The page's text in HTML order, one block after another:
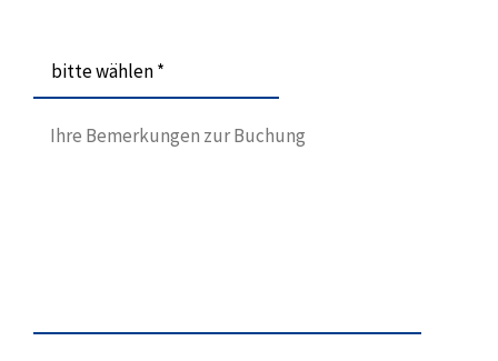
bitte wählen *